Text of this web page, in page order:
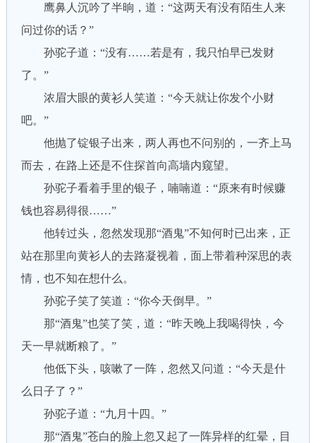
鹰鼻人沉吟了半晌，道：“这两天有没有陌生人来
问过你的话？”
孙驼子道：“没有……若是有，我只怕早已发财
了。”
浓眉大眼的黄衫人笑道：“今天就让你发个小财
吧。”
他抛了锭银子出来，两人再也不问别的，一齐上马
而去，在路上还是不住探首向高墙内窥望。
孙驼子看着手里的银子，喃喃道：“原来有时候赚
钱也容易得很……”
他转过头，忽然发现那“酒鬼”不知何时已出来，正
站在那里向黄衫人的去路凝视着，面上带着种深思的表
情，也不知在想什么。
孙驼子笑了笑道：“你今天倒早。”
那“酒鬼”也笑了笑，道：“昨天晚上我喝得快，今
天一早就断粮了。”
他低下头，咳嗽了一阵，忽然又问道：“今天是什
么日子了？”
孙驼子道：“九月十四。”
那“酒鬼”苍白的脸上忽又起了一阵异样的红晕，目